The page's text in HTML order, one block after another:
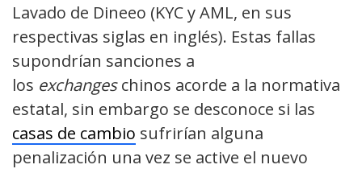
Lavado de Dineeo (KYC y AML, en sus
respectivas siglas en inglés). Estas fallas
supondrían sanciones a
los exchangeschinos acorde a la normativa
estatal, sin embargo se desconoce si las
casas de cambio sufrirían alguna
penalización una vez se active el nuevo